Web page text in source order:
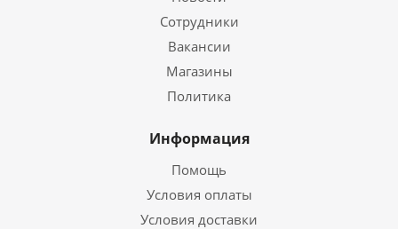
Сотрудники
Вакансии
Магазины
Политика
Информация
Помощь
Условия оплаты
Условия доставки